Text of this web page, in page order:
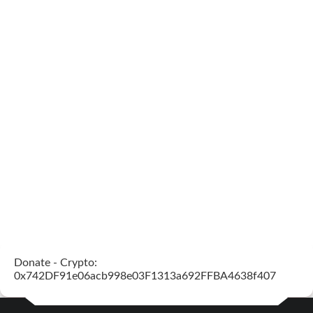
Donate - Crypto:
0x742DF91e06acb998e03F1313a692FFBA4638f407